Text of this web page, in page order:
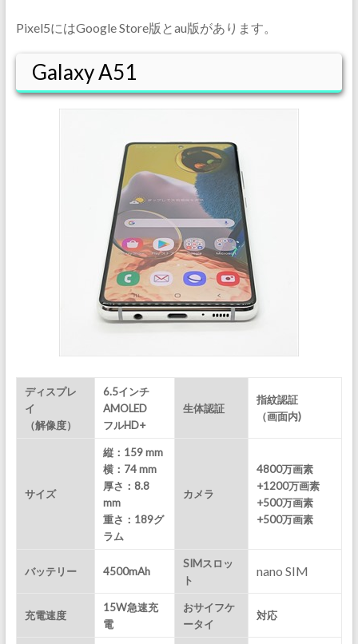
Pixel5にはGoogle Store版とau版があります。
Galaxy A51
ディスプレ
イ
（解像度）
6.5インチ
AMOLED
フルHD+
生体認証
指紋認証
（画面内)
サイズ
縦：159 mm
横：74 mm
厚さ：8.8
mm
重さ：189グ
ラム
カメラ
4800万画素
+1200万画素
+500万画素
+500万画素
バッテリー 4500mAh
SIMスロッ
ト
nano SIM
充電速度
15W急速充
電
おサイフケ
ータイ
対応